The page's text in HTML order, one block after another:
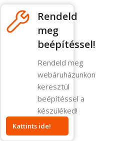
Rendeld
meg
beépítéssel!
Rendeld meg
webáruházunkon
keresztül
beépítéssel a
készüléked!
Kattints ide!